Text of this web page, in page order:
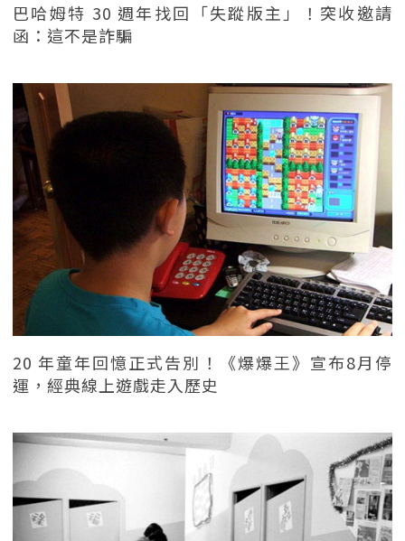
巴哈姆特 30 週年找回「失蹤版主」！突收邀請
函：這不是詐騙
20 年童年回憶正式告別！《爆爆王》宣布8月停
運，經典線上遊戲走入歷史